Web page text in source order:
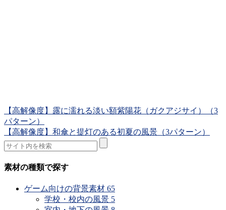
【高解像度】露に濡れる淡い額紫陽花（ガクアジサイ）（3
パターン）
【高解像度】和傘と提灯のある初夏の風景（3パターン）
素材の種類で探す
ゲーム向けの背景素材 65
学校・校内の風景 5